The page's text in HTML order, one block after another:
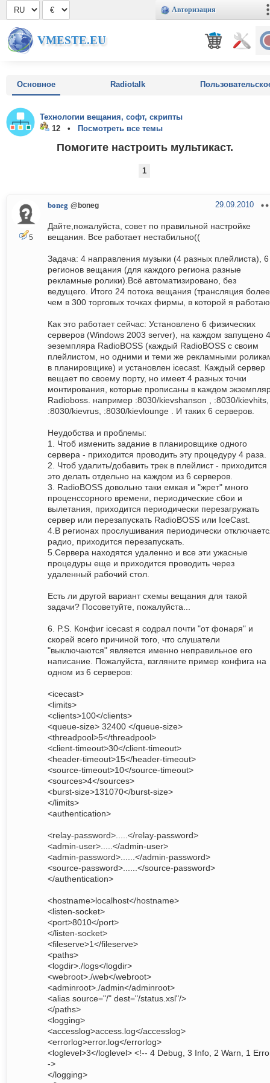
Авторизация
VMESTE.EU
Основное Radiotalk
Технологии вещания, софт, скрипты
12 •
Посмотреть все темы
Помогите настроить мультикаст.
1
5
boneg @boneg 29.09.2010
Дайте,пожалуйста, совет по правильной настройке
вещания. Все работает нестабильно((
Задача: 4 направления музыки (4 разных плейлиста), 6
регионов вещания (для каждого региона разные
рекламные ролики).Всё автоматизировано, без
ведущего. Итого 24 потока вещания (трансляция более
чем в 300 торговых точках фирмы, в которой я
Как это работает сейчас: Установлено 6 физических
серверов (Windows 2003 server), на каждом запущено 4
эеземпляра RadioBOSS (каждый RadioBOSS с своим
плейлистом, но одними и теми же рекламными
в планировщике) и установлен icecast. Каждый сервер
вещает по своему порту, но имеет 4 разных точки
монтирования, которые прописаны в каждом
Radioboss. например :8030/kievshanson , :8030/kievhits,
:8030/kievrus, :8030/kievlounge . И таких 6 серверов.
Неудобства и проблемы:
1. Чтоб изменить задание в планировщике одного
сервера - приходится проводить эту процедуру 4 раза.
2. Чтоб удалить/добавить трек в плейлист - приходится
это делать отдельно на каждом из 6 серверов.
3. RadioBOSS довольно таки емкая и "жрет" много
проценссорного времени, периодические сбои и
вылетания, приходится периодически перезагружать
сервер или перезапускать RadioBOSS или IceCast.
4.В регионах прослушивания периодически
радио, приходится перезапускать.
5.Сервера находятся удаленно и все эти ужасные
процедуры еще и приходится проводить через
удаленный рабочий стол.
Есть ли другой вариант схемы вещания для такой
задачи? Посоветуйте, пожалуйста...
6. P.S. Конфиг icecast я содрал почти "от фонаря" и
скорей всего причиной того, что слушатели
"выключаются" является именно неправильное его
написание. Пожалуйста, взгляните пример конфига на
одном из 6 серверов:
<icecast>
<limits>
<clients>100</clients>
<queue-size> 32400 </queue-size>
<threadpool>5</threadpool>
<client-timeout>30</client-timeout>
<header-timeout>15</header-timeout>
<source-timeout>10</source-timeout>
<sources>4</sources>
<burst-size>131070</burst-size>
</limits>
<authentication>
<relay-password>.....</relay-password>
<admin-user>.....</admin-user>
<admin-password>......</admin-password>
<source-password>......</source-password>
</authentication>
<hostname>localhost</hostname>
<listen-socket>
<port>8010</port>
</listen-socket>
<fileserve>1</fileserve>
<paths>
<logdir>./logs</logdir>
<webroot>./web</webroot>
<adminroot>./admin</adminroot>
<alias source="/" dest="/status.xsl"/>
</paths>
<logging>
<accesslog>access.log</accesslog>
<errorlog>error.log</errorlog>
<loglevel>3</loglevel> <!-- 4 Debug, 3 Info, 2 Warn, 1
->
</logging>